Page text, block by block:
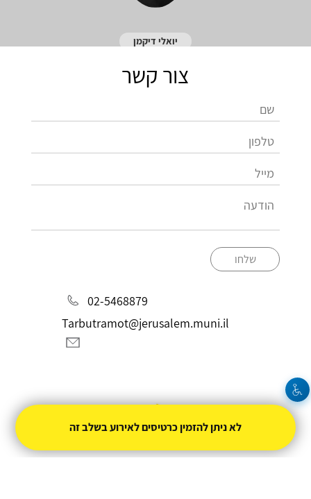
יואלי דיקמן
צור קשר
שלחו
02-5468879
Tarbutramot@jerusalem.muni.il
לא ניתן להזמין כרטיסים לאירוע בשלב זה